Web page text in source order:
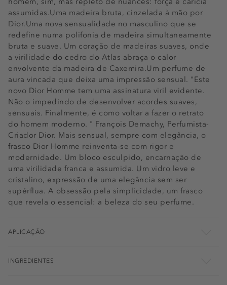
assumidas.Uma madeira bruta, cinzelada à mão por
Dior.Uma nova sensualidade no masculino que se
redefine numa polifonia de madeira simultaneamente
bruta e suave. Um coração de madeiras suaves, onde
a virilidade do cedro do Atlas abraça o calor
envolvente da madeira de Caxemira.Um perfume de
aura vincada que deixa uma impressão sensual. "Este
novo Dior Homme tem uma assinatura viril evidente.
Não o impedindo de desenvolver acordes suaves,
sensuais. Finalmente, é como voltar a fazer o retrato
do homem moderno. " François Demachy, Perfumista-
Criador Dior. Mais sensual, sempre com elegância, o
frasco Dior Homme reinventa-se com rigor e
modernidade. Um bloco esculpido, encarnação de
uma virilidade franca e assumida. Um vidro leve e
cristalino, expressão de uma elegância sem ser
supérflua. A obsessão pela simplicidade, um frasco
que revela o essencial: a beleza do seu perfume.
APLICAÇÃO
INGREDIENTES